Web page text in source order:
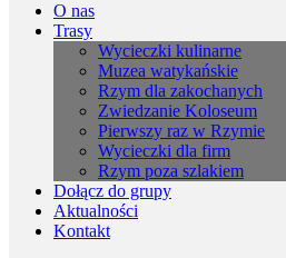
O nas
Trasy
Wycieczki kulinarne
Muzea watykańskie
Rzym dla zakochanych
Zwiedzanie Koloseum
Pierwszy raz w Rzymie
Wycieczki dla firm
Rzym poza szlakiem
Dołącz do grupy
Aktualności
Kontakt